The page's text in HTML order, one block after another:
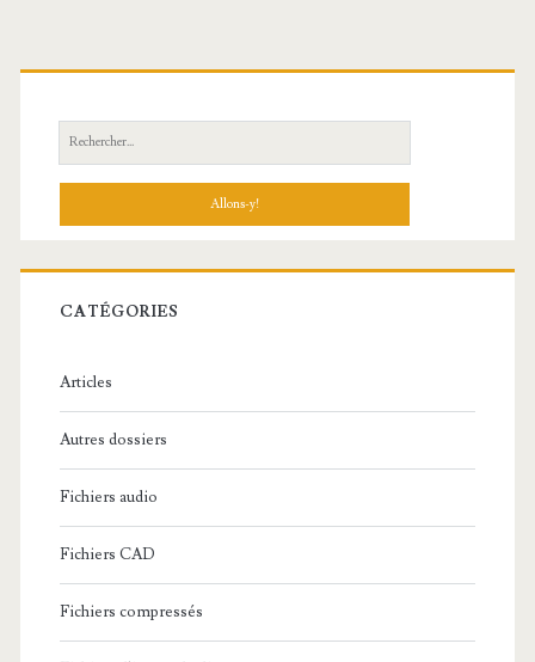
R
e
h
r
c
:
CATÉGORIES
Articles
Autres dossiers
Fichiers audio
Fichiers CAD
Fichiers compressés